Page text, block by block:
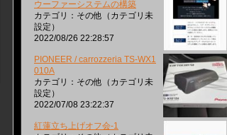
ウーファーシステムの構築
カテゴリ：その他（カテゴリ未
設定）
2022/08/26 22:28:57
PIONEER / carrozzeria TS-WX1
010A
カテゴリ：その他（カテゴリ未
設定）
2022/07/08 23:22:37
紅蓮立ち上げオフ会-1